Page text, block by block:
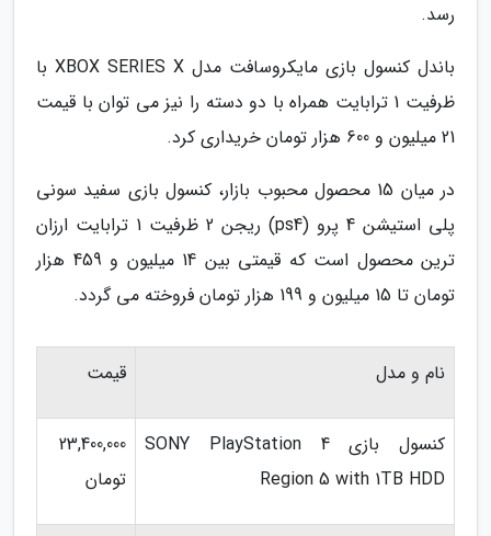
رسد.
باندل کنسول بازی مایکروسافت مدل XBOX SERIES X با
ظرفیت 1 ترابایت همراه با دو دسته را نیز می توان با قیمت
21 میلیون و 600 هزار تومان خریداری کرد.
در میان 15 محصول محبوب بازار، کنسول بازی سفید سونی
پلی استیشن 4 پرو (ps4) ریجن 2 ظرفیت 1 ترابایت ارزان
ترین محصول است که قیمتی بین 14 میلیون و 459 هزار
تومان تا 15 میلیون و 199 هزار تومان فروخته می گردد.
نام و مدل قیمت
کنسول بازی SONY PlayStation 4
Region 5 with 1TB HDD
23,400,000
تومان